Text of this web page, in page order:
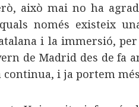
això mai no ha
només existeix
i la immersió,
de Madrid des de fa
continua, i ja portem